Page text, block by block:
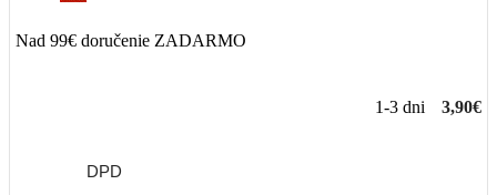
Nad 99€ doručenie ZADARMO
1-3 dni 3,90€
DPD